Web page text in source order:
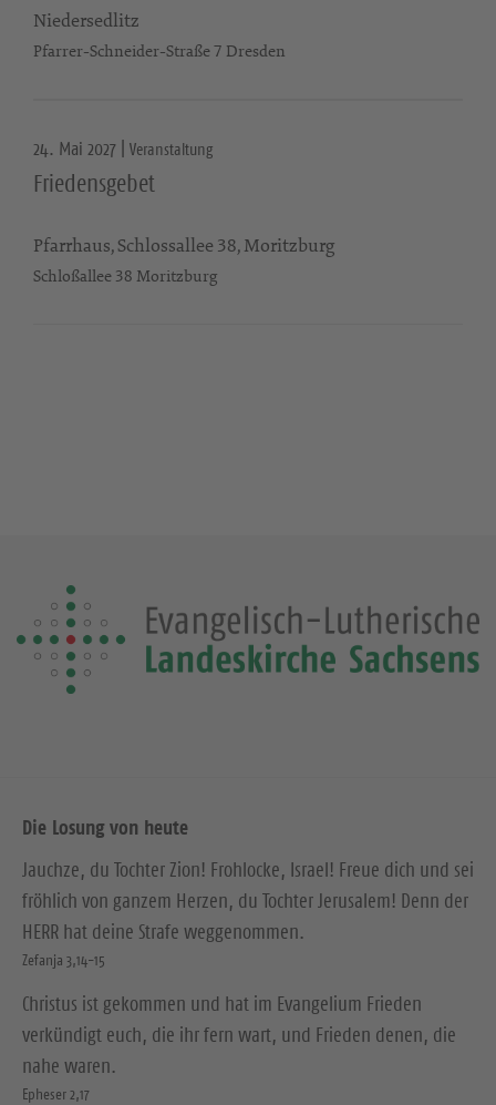
Niedersedlitz
Pfarrer-Schneider-Straße 7 Dresden
24. Mai 2027 | Veranstaltung
Friedensgebet
Pfarrhaus, Schlossallee 38, Moritzburg
Schloßallee 38 Moritzburg
Die Losung von heute
Jauchze, du Tochter Zion! Frohlocke, Israel! Freue dich und sei
fröhlich von ganzem Herzen, du Tochter Jerusalem! Denn der
HERR hat deine Strafe weggenommen.
Zefanja 3,14-15
Christus ist gekommen und hat im Evangelium Frieden
verkündigt euch, die ihr fern wart, und Frieden denen, die
nahe waren.
Epheser 2,17